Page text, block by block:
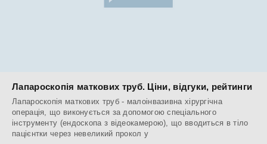
Лапароскопія маткових труб. Ціни, відгуки, рейтинги
Лапароскопія маткових труб - малоінвазивна хірургічна
операція, що виконується за допомогою спеціального
інструменту (ендоскопа з відеокамерою), що вводиться в тіло
пацієнтки через невеликий прокол у